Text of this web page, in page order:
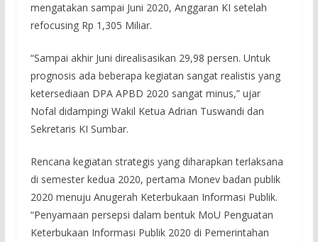
mengatakan sampai Juni 2020, Anggaran KI setelah
refocusing Rp 1,305 Miliar.
“Sampai akhir Juni direalisasikan 29,98 persen. Untuk
prognosis ada beberapa kegiatan sangat realistis yang
ketersediaan DPA APBD 2020 sangat minus,” ujar
Nofal didampingi Wakil Ketua Adrian Tuswandi dan
Sekretaris KI Sumbar.
Rencana kegiatan strategis yang diharapkan terlaksana
di semester kedua 2020, pertama Monev badan publik
2020 menuju Anugerah Keterbukaan Informasi Publik.
“Penyamaan persepsi dalam bentuk MoU Penguatan
Keterbukaan Informasi Publik 2020 di Pemerintahan